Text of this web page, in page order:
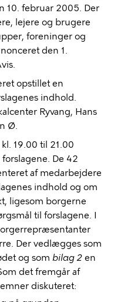
10. februar 2005. Der
lejere og brugere
foreninger og
den 1.
opstillet en
indhold.
Ryvang, Hans
Ø.
19.00 til 21.00
De 42
af medarbejdere
indhold og om
ligesom borgerne
til forslagene. I
Der vedlægges som
og som bilag 2 en
det fremgår af
diskuteret: